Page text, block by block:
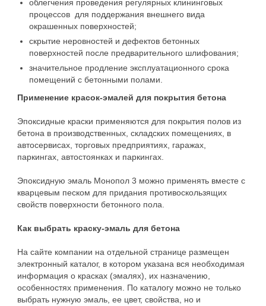
облегчения проведения регулярных клининговых
процессов для поддержания внешнего вида
окрашенных поверхностей;
скрытие неровностей и дефектов бетонных
поверхностей после предварительного шлифования;
значительное продление эксплуатационного срока
помещений с бетонными полами.
Применение красок-эмалей для покрытия бетона
Эпоксидные краски применяются для покрытия полов из
бетона в производственных, складских помещениях, в
автосервисах, торговых предприятиях, гаражах,
паркингах, автостоянках и паркингах.
Эпоксидную эмаль Монопол 3 можно применять вместе с
кварцевым песком для придания противоскользящих
свойств поверхности бетонного пола.
Как выбрать краску-эмаль для бетона
На сайте компании на отдельной странице размещен
электронный каталог, в котором указана вся необходимая
информация о красках (эмалях), их назначению,
особенностях применения. По каталогу можно не только
выбрать нужную эмаль, ее цвет, свойства, но и